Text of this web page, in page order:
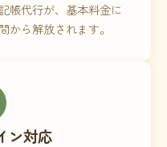
帳代行が、基本料金に
から解放されます。
ン対応